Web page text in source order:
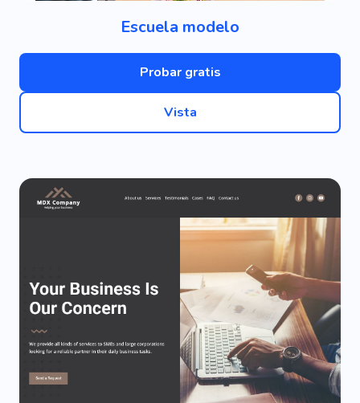
Escuela modelo
Probar gratis
Vista